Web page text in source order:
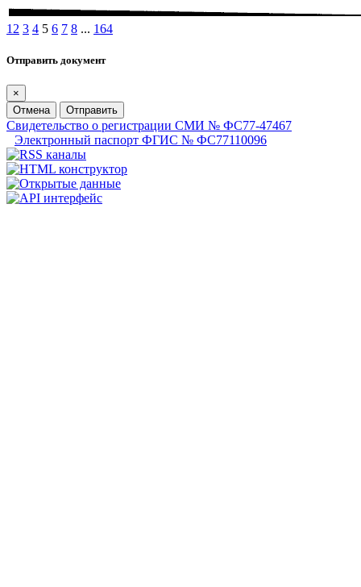
1 2 3 4 5 6 7 8 ... 164
Отправить документ
×
Отмена
Отправить
Свидетельство о регистрации СМИ № ФС77-47467
Электронный паспорт ФГИС № ФС77110096